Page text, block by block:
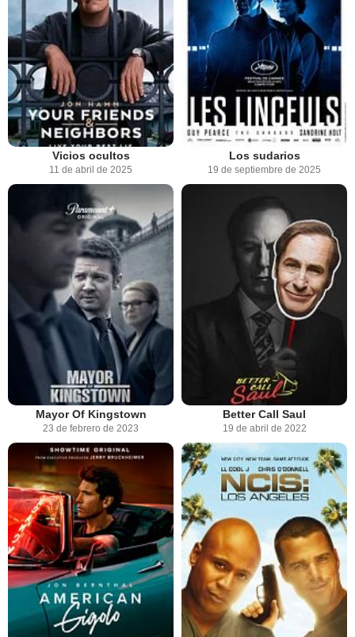
Vicios ocultos
11 de abril de 2025
Los sudarios
19 de septiembre de 2025
Mayor Of Kingstown
23 de febrero de 2023
Better Call Saul
19 de abril de 2022